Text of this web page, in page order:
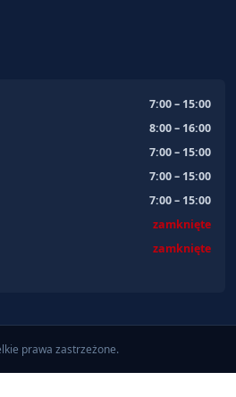
7:00 – 15:00
8:00 – 16:00
7:00 – 15:00
7:00 – 15:00
7:00 – 15:00
zamknięte
zamknięte
prawa zastrzeżone.